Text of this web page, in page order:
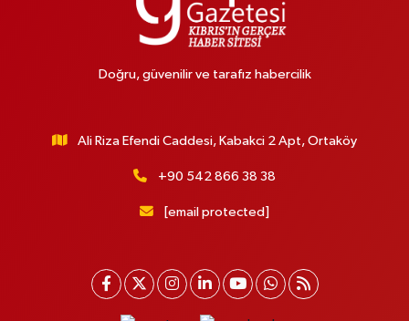
Doğru, güvenilir ve tarafız habercilik
Ali Riza Efendi Caddesi, Kabakci 2 Apt, Ortaköy
+90 542 866 38 38
[email protected]